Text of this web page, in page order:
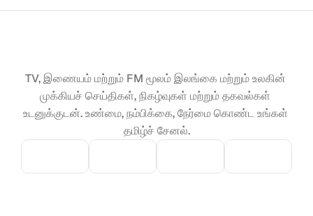
TV, இணையம் மற்றும் FM மூலம் இலங்கை மற்றும் உலகின்
முக்கியச் செய்திகள், நிகழ்வுகள் மற்றும் தகவல்கள்
உடனுக்குடன். உண்மை, நம்பிக்கை, நேர்மை கொண்ட உங்கள்
தமிழ்ச் சேனல்.